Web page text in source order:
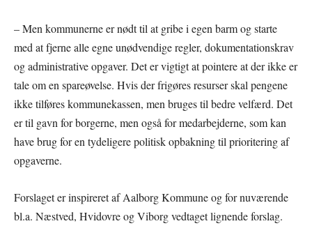
– Men kommunerne er nødt til at gribe i egen barm og starte
med at fjerne alle egne unødvendige regler, dokumentationskrav
og administrative opgaver. Det er vigtigt at pointere at der ikke er
tale om en spareøvelse. Hvis der frigøres resurser skal pengene
ikke tilføres kommunekassen, men bruges til bedre velfærd. Det
er til gavn for borgerne, men også for medarbejderne, som kan
have brug for en tydeligere politisk opbakning til prioritering af
opgaverne.
Forslaget er inspireret af Aalborg Kommune og for nuværende
bl.a. Næstved, Hvidovre og Viborg vedtaget lignende forslag.